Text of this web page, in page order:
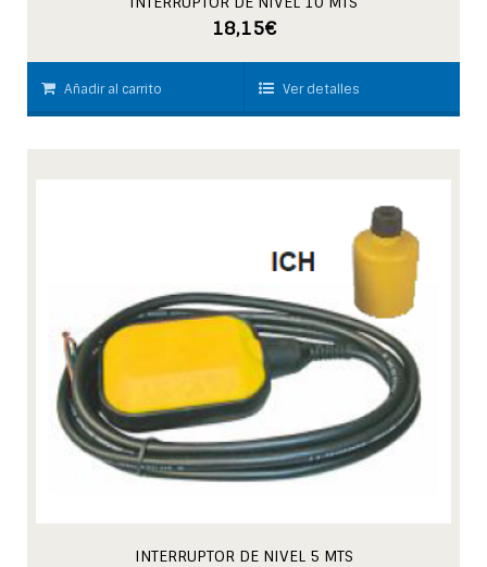
18,15€
Añadir al carrito Ver detalles
INTERRUPTOR DE NIVEL 5 MTS